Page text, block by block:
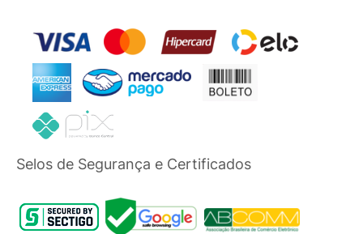
Selos de Segurança e Certificados